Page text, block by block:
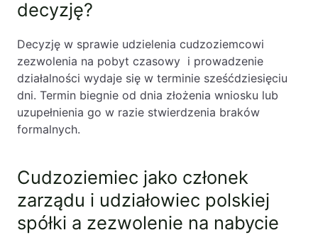
decyzję?
Decyzję w sprawie udzielenia cudzoziemcowi
zezwolenia na pobyt czasowy i prowadzenie
działalności wydaje się w terminie sześćdziesięciu
dni. Termin biegnie od dnia złożenia wniosku lub
uzupełnienia go w razie stwierdzenia braków
formalnych.
Cudzoziemiec jako członek
zarządu i udziałowiec polskiej
spółki a zezwolenie na nabycie